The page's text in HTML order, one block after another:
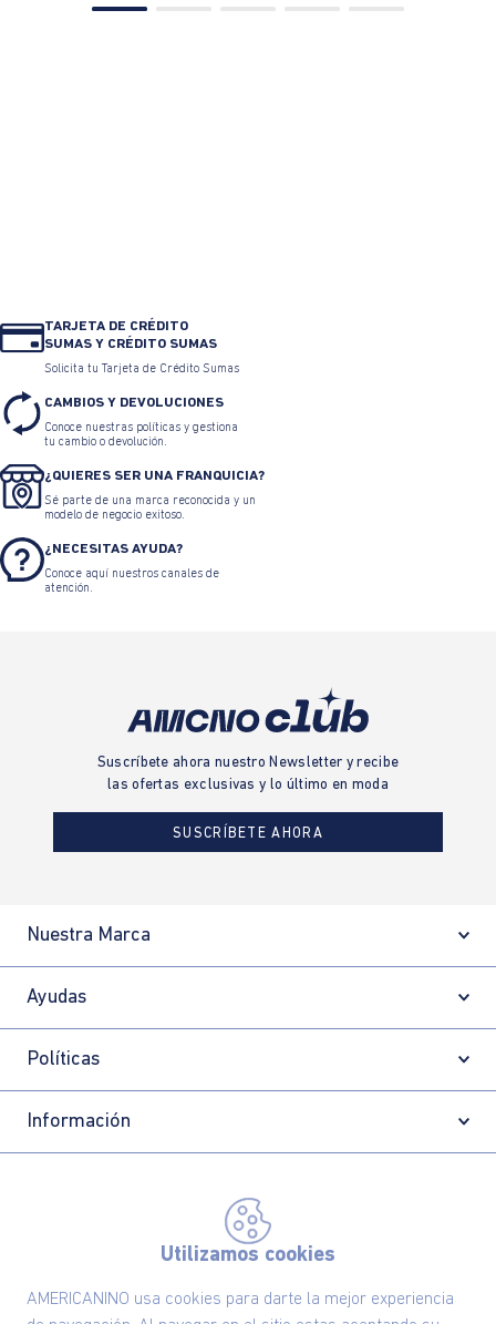
Utilizamos cookies
AMERICANINO usa cookies para darte la mejor experiencia
TARJETA DE CRÉDITO
SUMAS Y CRÉDITO SUMAS
Solicita tu Tarjeta de Crédito Sumas
CAMBIOS Y DEVOLUCIONES
Conoce nuestras políticas y gestiona
tu cambio o devolución.
¿QUIERES SER UNA FRANQUICIA?
Sé parte de una marca reconocida y un
modelo de negocio exitoso.
¿NECESITAS AYUDA?
Conoce aquí nuestros canales de
atención.
Suscríbete ahora nuestro Newsletter y recibe
las ofertas exclusivas y lo último en moda
SUSCRÍBETE AHORA
Nuestra Marca
Ayudas
Políticas
Información